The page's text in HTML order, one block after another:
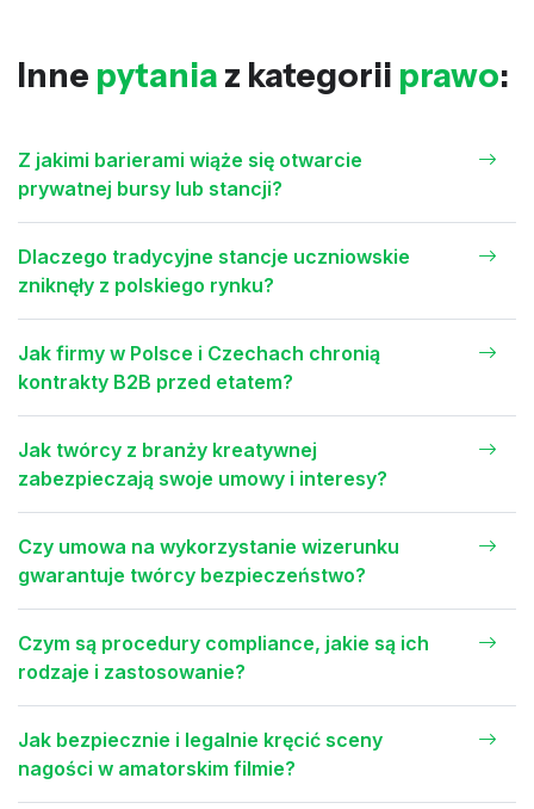
Inne pytania z kategorii prawo:
Z jakimi barierami wiąże się otwarcie
prywatnej bursy lub stancji?
Dlaczego tradycyjne stancje uczniowskie
zniknęły z polskiego rynku?
Jak firmy w Polsce i Czechach chronią
kontrakty B2B przed etatem?
Jak twórcy z branży kreatywnej
zabezpieczają swoje umowy i interesy?
Czy umowa na wykorzystanie wizerunku
gwarantuje twórcy bezpieczeństwo?
Czym są procedury compliance, jakie są ich
rodzaje i zastosowanie?
Jak bezpiecznie i legalnie kręcić sceny
nagości w amatorskim filmie?